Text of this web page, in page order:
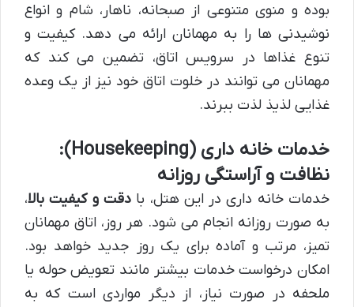
بوده و منوی متنوعی از صبحانه، ناهار، شام و انواع
نوشیدنی ها را به مهمانان ارائه می دهد. کیفیت و
تنوع غذاها در سرویس اتاق، تضمین می کند که
مهمانان می توانند در خلوت اتاق خود نیز از یک وعده
غذایی لذیذ لذت ببرند.
خدمات خانه داری (Housekeeping):
نظافت و آراستگی روزانه
خدمات خانه داری در این هتل، بادقت و کیفیت بالا،
به صورت روزانه انجام می شود. هر روز، اتاق مهمانان
تمیز، مرتب و آماده برای یک روز جدید خواهد بود.
امکان درخواست خدمات بیشتر مانند تعویض حوله یا
ملحفه در صورت نیاز، از دیگر مواردی است که به